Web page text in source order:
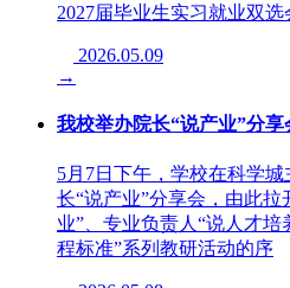
2027届毕业生实习就业双选
2026.05.09
→
我校举办院长“说产业”分享
5月7日下午，学校在科学
长“说产业”分享会，由此拉
业”、专业负责人“说人才
程标准”系列教研活动的序